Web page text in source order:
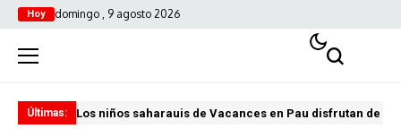
Hoy domingo , 9 agosto 2026
Últimas: Los niños saharauis de Vacances en Pau disfrutan de